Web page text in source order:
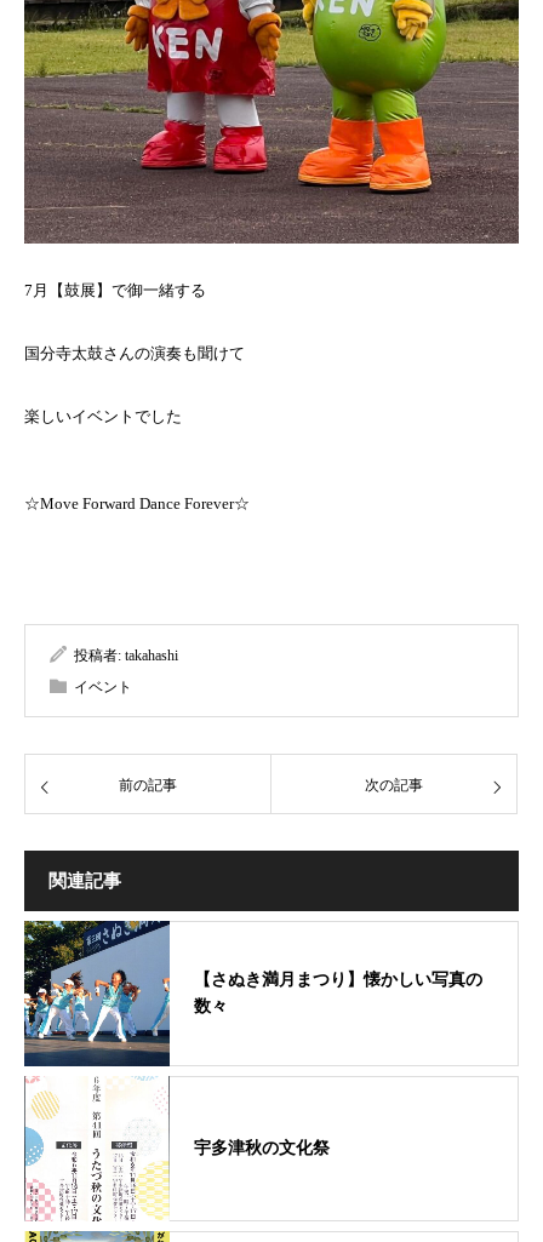
7月【鼓展】で御一緒する
国分寺太鼓さんの演奏も聞けて
楽しいイベントでした
☆Move Forward Dance Forever☆
投稿者: takahashi
イベント
前の記事 次の記事
関連記事
【さぬき満月まつり】懐かしい写真の
数々
宇多津秋の文化祭